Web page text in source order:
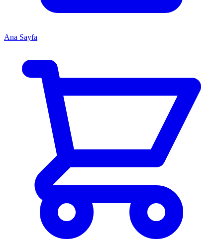
Ana Sayfa